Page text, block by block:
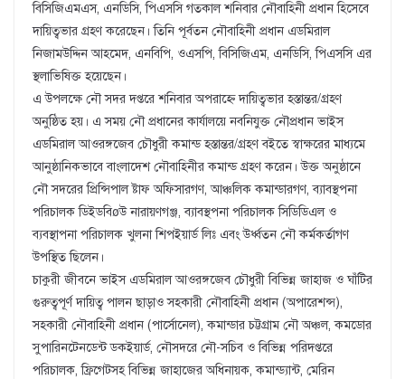
বিসিজিএমএস, এনডিসি, পিএসসি গতকাল শনিবার নৌবাহিনী প্রধান হিসেবে
দায়িত্বভার গ্রহণ করেছেন। তিনি পূর্বতন নৌবাহিনী প্রধান এডমিরাল
নিজামউদ্দিন আহমেদ, এনবিপি, ওএসপি, বিসিজিএম, এনডিসি, পিএসসি এর
স্থলাভিষিক্ত হয়েছেন।
এ উপলক্ষে নৌ সদর দপ্তরে শনিবার অপরাহ্নে দায়িত্বভার হস্তান্তর/গ্রহণ
অনুষ্ঠিত হয়। এ সময় নৌ প্রধানের কার্যালয়ে নবনিযুক্ত নৌপ্রধান ভাইস
এডমিরাল আওরঙ্গজেব চৌধুরী কমান্ড হস্তান্তর/গ্রহণ বইতে স্বাক্ষরের মাধ্যমে
আনুষ্ঠানিকভাবে বাংলাদেশ নৌবাহিনীর কমান্ড গ্রহণ করেন। উক্ত অনুষ্ঠানে
নৌ সদরের প্রিন্সিপাল ষ্টাফ অফিসারগণ, আঞ্চলিক কমান্ডারগণ, ব্যাবস্থপনা
পরিচালক ডিইডবিøউ নারায়ণগঞ্জ, ব্যাবস্থপনা পরিচালক সিডিডিএল ও
ব্যবস্থাপনা পরিচালক খুলনা শিপইয়ার্ড লিঃ এবং উর্ধ্বতন নৌ কর্মকর্তাগণ
উপস্থিত ছিলেন।
চাকুরী জীবনে ভাইস এডমিরাল আওরঙ্গজেব চৌধুরী বিভিন্ন জাহাজ ও ঘাঁটির
গুরুত্বপূর্ণ দায়িত্ব পালন ছাড়াও সহকারী নৌবাহিনী প্রধান (অপারেশন্স),
সহকারী নৌবাহিনী প্রধান (পার্সোনেল), কমান্ডার চট্টগ্রাম নৌ অঞ্চল, কমডোর
সুপারিনটেনডেন্ট ডকইয়ার্ড, নৌসদরে নৌ-সচিব ও বিভিন্ন পরিদপ্তরে
পরিচালক, ফ্রিগেটসহ বিভিন্ন জাহাজের অধিনায়ক, কমান্ড্যান্ট, মেরিন